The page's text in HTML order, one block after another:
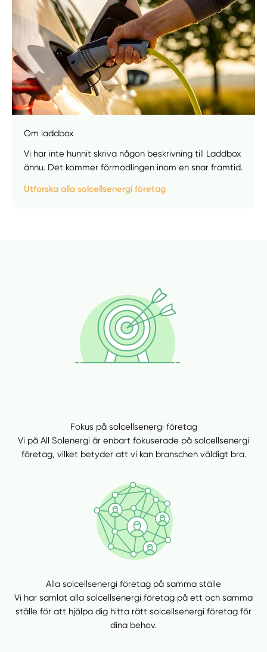
Få hjälp
Välj tillvägagångssätt
Om laddbox
Vi har inte hunnit skriva någon beskrivning till Laddbox
ännu. Det kommer förmodlingen inom en snar framtid.
Utforska alla solcellsenergi företag
Fokus på solcellsenergi företag
Vi på All Solenergi är enbart fokuserade på solcellsenergi
företag, vilket betyder att vi kan branschen väldigt bra.
Alla solcellsenergi företag på samma ställe
Vi har samlat alla solcellsenergi företag på ett och samma
ställe för att hjälpa dig hitta rätt solcellsenergi företag för
dina behov.